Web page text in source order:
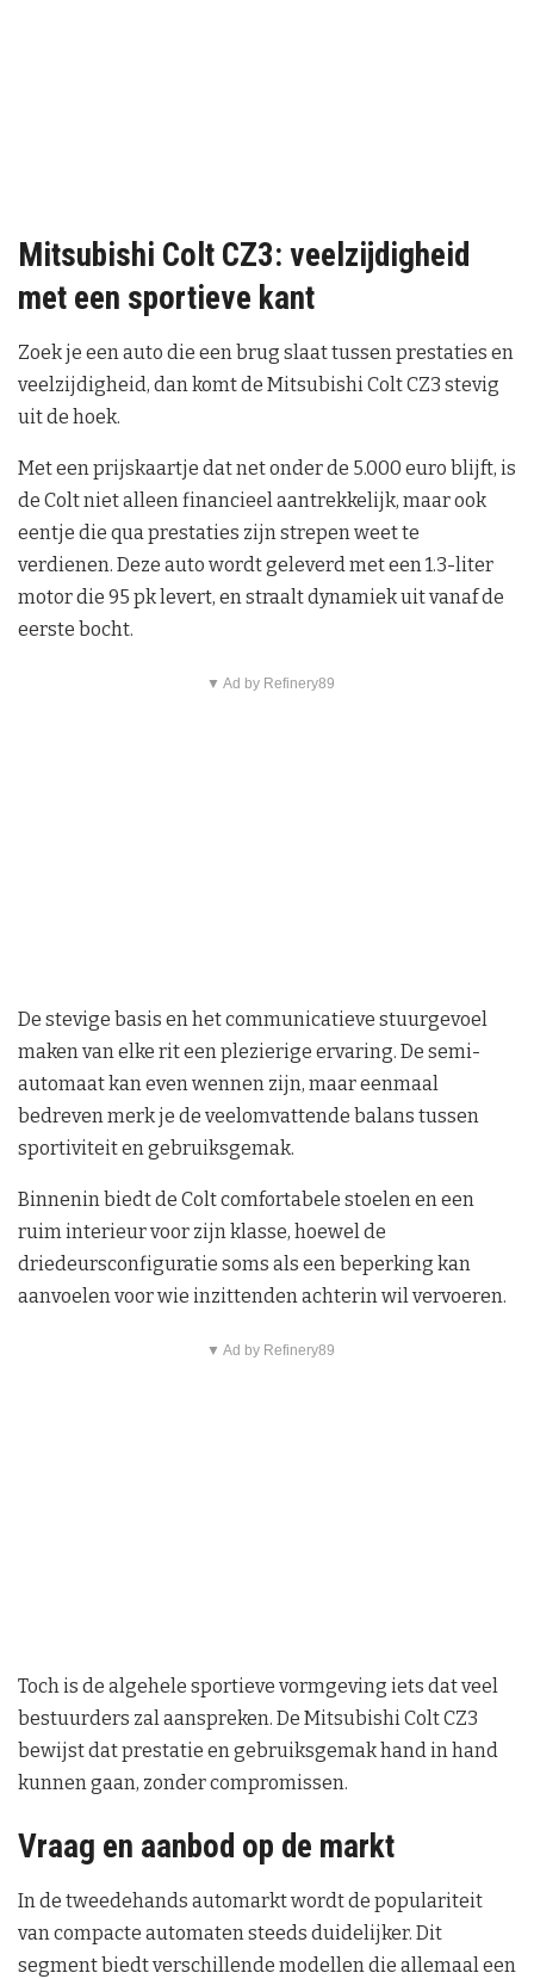
Mitsubishi Colt CZ3: veelzijdigheid
met een sportieve kant
Zoek je een auto die een brug slaat tussen prestaties en
veelzijdigheid, dan komt de Mitsubishi Colt CZ3 stevig
uit de hoek.
Met een prijskaartje dat net onder de 5.000 euro blijft, is
de Colt niet alleen financieel aantrekkelijk, maar ook
eentje die qua prestaties zijn strepen weet te
verdienen. Deze auto wordt geleverd met een 1.3-liter
motor die 95 pk levert, en straalt dynamiek uit vanaf de
eerste bocht.
▼ Ad by Refinery89
De stevige basis en het communicatieve stuurgevoel
maken van elke rit een plezierige ervaring. De semi-
automaat kan even wennen zijn, maar eenmaal
bedreven merk je de veelomvattende balans tussen
sportiviteit en gebruiksgemak.
Binnenin biedt de Colt comfortabele stoelen en een
ruim interieur voor zijn klasse, hoewel de
driedeursconfiguratie soms als een beperking kan
aanvoelen voor wie inzittenden achterin wil vervoeren.
▼ Ad by Refinery89
Toch is de algehele sportieve vormgeving iets dat veel
bestuurders zal aanspreken. De Mitsubishi Colt CZ3
bewijst dat prestatie en gebruiksgemak hand in hand
kunnen gaan, zonder compromissen.
Vraag en aanbod op de markt
In de tweedehands automarkt wordt de populariteit
van compacte automaten steeds duidelijker. Dit
segment biedt verschillende modellen die allemaal een